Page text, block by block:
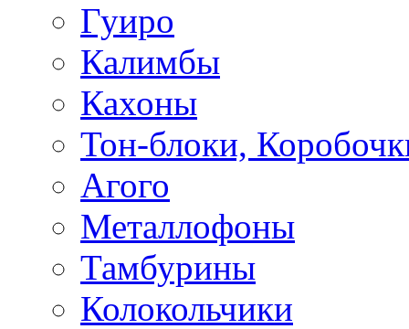
Гуиро
Калимбы
Кахоны
Тон-блоки,
Агого
Металлофоны
Тамбурины
Колокольчики